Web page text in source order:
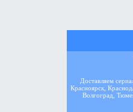
Доставляем
Красноярск,
Волгоград,